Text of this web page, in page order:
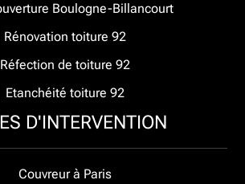
Boulogne-Billancourt
Rénovation toiture 92
Réfection de toiture 92
Etanchéité toiture 92
D'INTERVENTION
Couvreur à Paris